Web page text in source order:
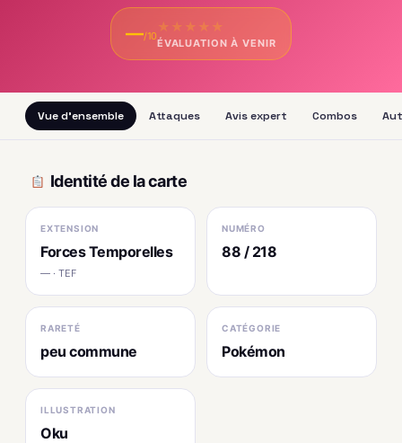
—/10
★ ★ ★ ★ ★
ÉVALUATION À VENIR
Vue d'ensemble Attaques Avis expert Combos
Identité de la carte
EXTENSION
Forces Temporelles
— · TEF
NUMÉRO
88 / 218
RARETÉ
peu commune
CATÉGORIE
Pokémon
ILLUSTRATION
Oku